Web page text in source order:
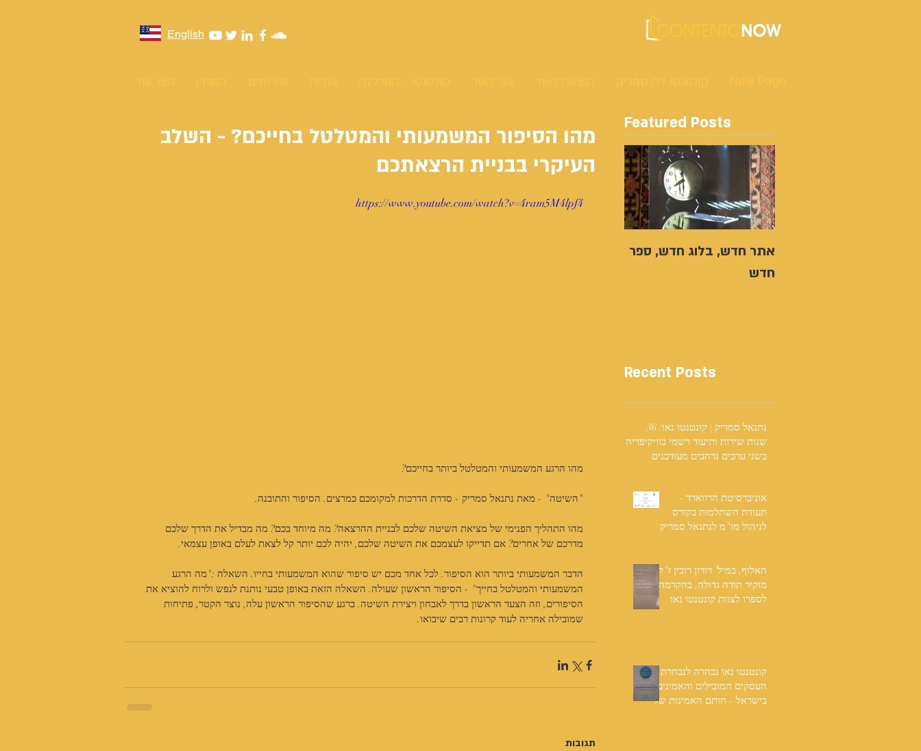
English
מהו הסיפור המשמעותי והמטלטל בחייכם? - השלב
העיקרי בבניית הרצאתכם
https://www.youtube.com/watch?v=4ram5M4lpf4
מהו הרגע המשמעותי והמטלטל ביותר בחייכם?
"השיטה" - מאת נתנאל סמריק - סדרת הדרכות למקומכם כמרצים. הסיפור והתובנה.
מהו התהליך הפנימי של מציאת השיטה שלכם לבניית ההרצאה? מה מיוחד בכם? מה מבדיל את הדרך שלכם
מדרכם של אחרים? אם תדייקו לעצמכם את השיטה שלכם, יהיה לכם יותר קל לצאת לעלם באופן עצמאי.
הדבר המשמעותי ביותר הוא הסיפור. לכל אחד מכם יש סיפור שהוא המשמעותי בחייו. השאלה :"מה הרגע
המשמעותי והמטלטל בחייך" - הסיפור הראשון שעולה. השאלה הזאת באופן טבעי נותנת לנפש ולרוח להוציא את
הסיפורים, וזה הצעד הראשון בדרך לאבחון ויצירת השיטה. ברגע שהסיפור הראשון עלה, נוצר הקטר, פתיחות
שמובילה אחריה לעוד קרונות רבים שיבואו.
תגובות
Featured Posts
אתר חדש, בלוג חדש, ספר
חדש
Recent Posts
נתנאל סמריק | קונטנטו נאו: 36
שנות שירות ותיעוד רשמי בוויקיפדיה
בשני ערכים נרחבים מעודכנים
אוניברסיטת הרווארד -
תעודת השתלמות בקורס
לניהול מו"מ לנתנאל סמריק
האלוף, במיל' דורון רובין ז"ל,
מוקיר תודה גדולה, בהקדמה
לספרו לצוות קונטנטו נאו
שליווה אותו בכתיבתו במשך
קונטנטו נאו נבחרה לנבחרת
העסקים המובילים והאמינים
בישראל - חותם האמינות של